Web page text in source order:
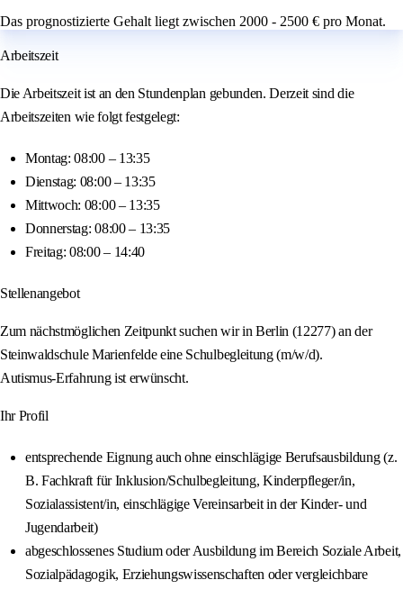
Das prognostizierte Gehalt liegt zwischen 2000 - 2500 € pro Monat.
Arbeitszeit
Die Arbeitszeit ist an den Stundenplan gebunden. Derzeit sind die
Arbeitszeiten wie folgt festgelegt:
Montag: 08:00 – 13:35
Dienstag: 08:00 – 13:35
Mittwoch: 08:00 – 13:35
Donnerstag: 08:00 – 13:35
Freitag: 08:00 – 14:40
Stellenangebot
Zum nächstmöglichen Zeitpunkt suchen wir in Berlin (12277) an der
Steinwaldschule Marienfelde eine Schulbegleitung (m/w/d).
Autismus‑Erfahrung ist erwünscht.
Ihr Profil
entsprechende Eignung auch ohne einschlägige Berufsausbildung (z.
B. Fachkraft für Inklusion/Schulbegleitung, Kinderpfleger/in,
Sozialassistent/in, einschlägige Vereinsarbeit in der Kinder- und
Jugendarbeit)
abgeschlossenes Studium oder Ausbildung im Bereich Soziale Arbeit,
Sozialpädagogik, Erziehungswissenschaften oder vergleichbare